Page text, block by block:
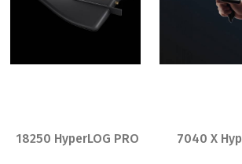
18250 HyperLOG PRO 7040 X